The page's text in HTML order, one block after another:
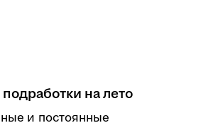
на лето
и постоянные